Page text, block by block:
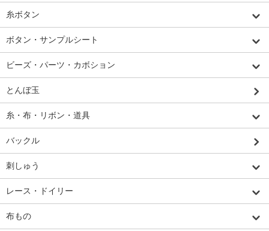
糸ボタン
ボタン・サンプルシート
ビーズ・パーツ・カボション
とんぼ玉
糸・布・リボン・道具
バックル
刺しゅう
レース・ドイリー
布もの